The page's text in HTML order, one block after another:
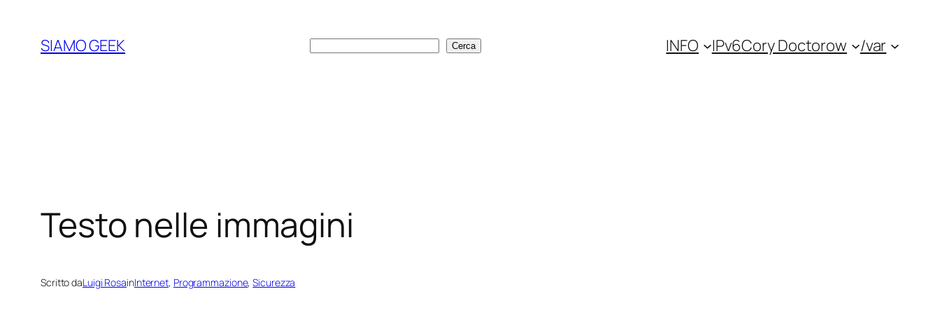
contenuto
SIAMO GEEK Cerca Cerca INFO IPv6Cory Doctorow /var
Testo nelle immagini
Scritto daLuigi RosainInternet, Programmazione, Sicurezza